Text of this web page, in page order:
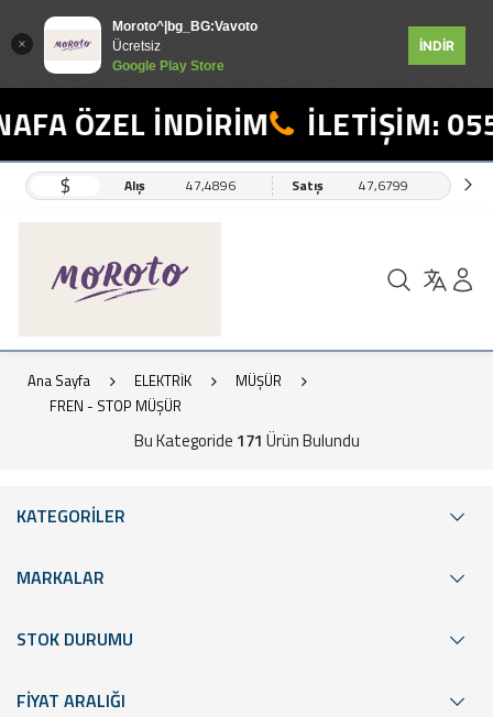
Moroto^|bg_BG:Vavoto
Ücretsiz
Google Play Store
İNDİR
İNDİRİM İLETİŞİM: 0554
$ Alış 47,4896 Satış 47,6799
Ana Sayfa ELEKTRİK
MÜŞÜR
FREN - STOP MÜŞÜR
Bu Kategoride 171 Ürün Bulundu
KATEGORİLER
MARKALAR
STOK DURUMU
FİYAT ARALIĞI